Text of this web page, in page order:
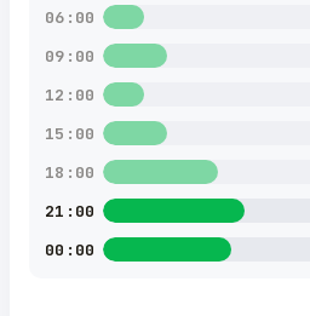
06:00
09:00
12:00
15:00
18:00
21:00
00:00